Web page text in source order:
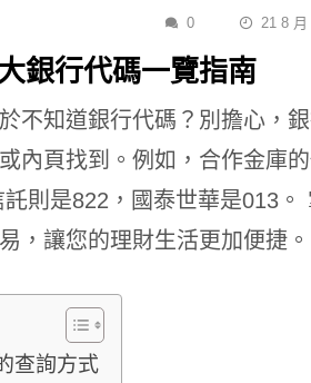
0 21 8 月
銀行代碼一覽指南
不知道銀行代碼？別擔心，
內頁找到。例如，合作金庫
則是822，國泰世華是013。
，讓您的理財生活更加便捷。
查詢方式